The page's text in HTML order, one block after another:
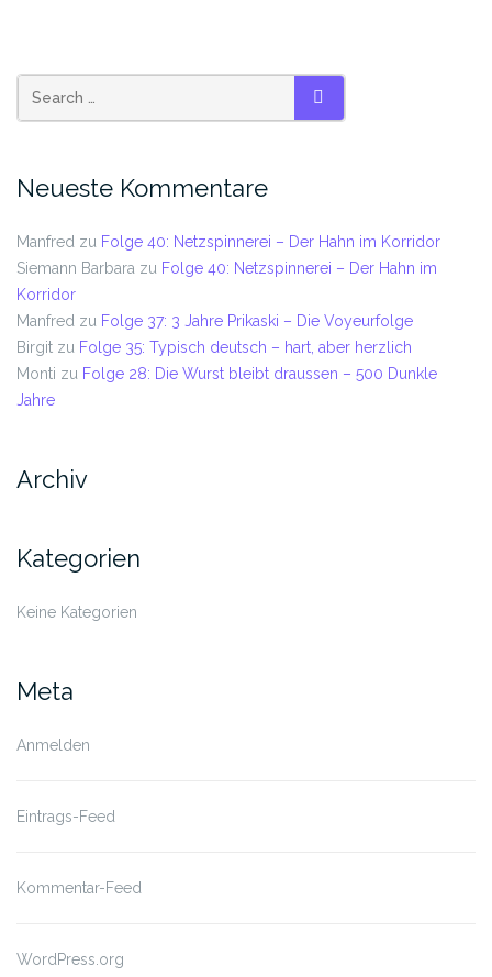
Neueste Kommentare
Manfred zu Folge 40: Netzspinnerei – Der Hahn im Korridor
Siemann Barbara zu Folge 40: Netzspinnerei – Der Hahn im
Korridor
Manfred zu Folge 37: 3 Jahre Prikaski – Die Voyeurfolge
Birgit zu Folge 35: Typisch deutsch – hart, aber herzlich
Monti zu Folge 28: Die Wurst bleibt draussen – 500 Dunkle
Jahre
Archiv
Kategorien
Keine Kategorien
Meta
Anmelden
Eintrags-Feed
Kommentar-Feed
WordPress.org